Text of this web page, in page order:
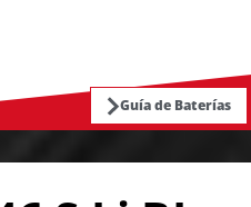
Guía de Baterías